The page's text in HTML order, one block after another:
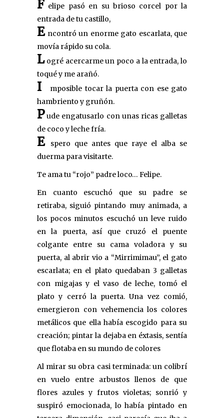
F elipe pasó en su brioso corcel por la
entrada de tu castillo,
Encontró un enorme gato escarlata, que
movía rápido su cola.
Logré acercarme un poco a la entrada, lo
toqué y me arañó.
I
mposible tocar la puerta con ese gato
hambriento y gruñón.
Pude engatusarlo con unas ricas galletas
de coco y leche fría.
E
spero que antes que raye el alba se
duerma para visitarte.
Te ama tu “rojo” padre loco… Felipe.
En cuanto escuchó que su padre se
retiraba, siguió pintando muy animada, a
los pocos minutos escuchó un leve ruido
en la puerta, así que cruzó el puente
colgante entre su cama voladora y su
puerta, al abrir vio a “Mirrimimau”, el gato
escarlata; en el plato quedaban 3 galletas
con migajas y el vaso de leche, tomó el
plato y cerró la puerta. Una vez comió,
emergieron con vehemencia los colores
metálicos que ella había escogido para su
creación; pintar la dejaba en éxtasis, sentía
que flotaba en su mundo de colores
Al mirar su obra casi terminada: un colibrí
en vuelo entre arbustos llenos de que
flores azules y frutos violetas; sonrió y
suspiró emocionada, lo había pintado en